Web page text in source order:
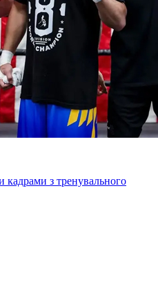
кадрами з тренувального